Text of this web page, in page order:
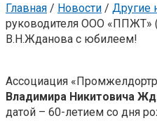
Главная / Новости / Другие
руководителя ООО «ППЖТ»
В.Н.Жданова с юбилеем!
Ассоциация
Владимира Никитовича
датой – 60-летием со дня